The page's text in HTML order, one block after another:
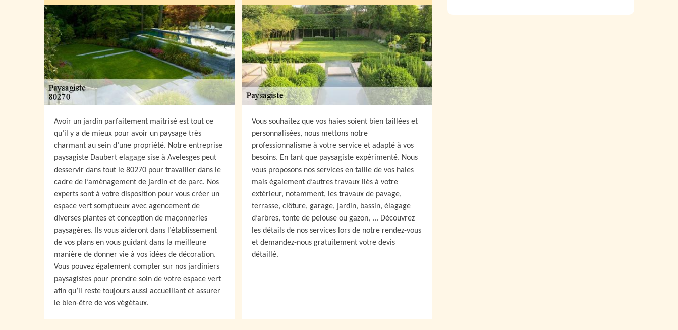
Avoir un jardin parfaitement maitrisé est tout ce
qu’il y a de mieux pour avoir un paysage très
charmant au sein d’une propriété. Notre entreprise
paysagiste Daubert elagage sise à Avelesges peut
desservir dans tout le 80270 pour travailler dans le
cadre de l’aménagement de jardin et de parc. Nos
experts sont à votre disposition pour vous créer un
espace vert somptueux avec agencement de
diverses plantes et conception de maçonneries
paysagères. Ils vous aideront dans l’établissement
de vos plans en vous guidant dans la meilleure
manière de donner vie à vos idées de décoration.
Vous pouvez également compter sur nos jardiniers
paysagistes pour prendre soin de votre espace vert
afin qu’il reste toujours aussi accueillant et assurer
le bien-être de vos végétaux.
Vous souhaitez que vos haies soient bien taillées et
personnalisées, nous mettons notre
professionnalisme à votre service et adapté à vos
besoins. En tant que paysagiste expérimenté. Nous
vous proposons nos services en taille de vos haies
mais également d’autres travaux liés à votre
extérieur, notamment, les travaux de pavage,
terrasse, clôture, garage, jardin, bassin, élagage
d’arbres, tonte de pelouse ou gazon, ... Découvrez
les détails de nos services lors de notre rendez-vous
et demandez-nous gratuitement votre devis
détaillé.